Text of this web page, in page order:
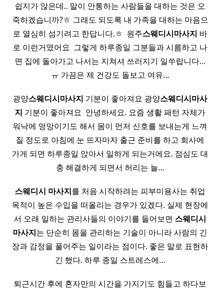
쉽지가 않은데.. 말이 안통하는 사람들을 대하는 것은 오
죽하겠습니까?ㅎ 그래도 되도록 내 가족을 대하는 마음으
로 열심히 섬기려고 한답니다.ㅎ ​ 원주스웨디시마사지 바
로 이런거였어요 ​ 그렇게 하루종일 그분들과 시름하고 나
면 집에 돌아가고 나서는 지쳐셔 쓰러지기 일쑤랍니다…
ㅠ 가끔은 제 건강도 돌보고 여유…
광양스웨디시마사지 기분이 좋아져요 광양스웨디시마사
지 기분이 좋아져요 ​ 안녕하세요. 요즘 생활 패턴 자체가
워낙에 엉망이기도 해서 몸이 먼저 신호를 보내는게 느껴
질 정도로 아침에 눈 뜨자마자 출근 준비를 하고 회사에
가게 되면 하루종일 앉아서 일하게 되는거에요. 점심도 대
충 해결하게 되면서 허리는 늘…
스웨디시 마사지를 처음 시작하려는 피부미용사는 취업
목적이 높은 수입을 떠올리는 경우가 있겠다. 실제 현장에
서 오래 일하는 관리사들의 이야기를 들어보면 스웨디시
마사지는 단순히 몸을 관리하는 기술이 아니라 사람의 긴
장과 감정을 풀어주는 일이라는 점이다. 좋은 말로 표현하
긴 했다. 하루 종일 스트레스에…
퇴근시간 후에 혼자만의 시간을 가지기도 힘들고 하다보